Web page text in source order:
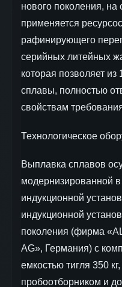
нового поколения, на
применяется
рафинирующего
серийных литейных
которая позволяет из
сплавы, полностью
свойствам
Технологическое
Выплавка сплавов
модернизированной
индукционной
индукционной
поколения (фирма
AG», Германия) с
емкостью тигля 350
пробоотборником и